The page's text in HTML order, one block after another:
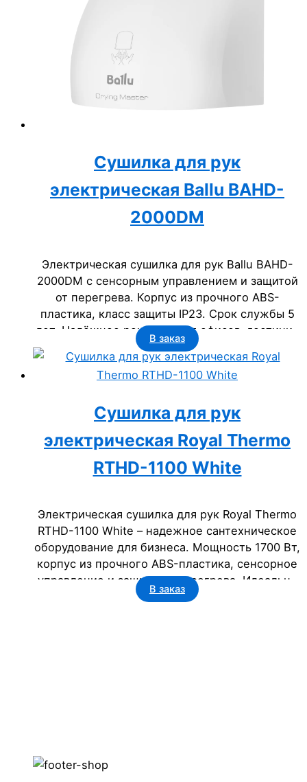
Сушилка для рук
электрическая Ballu BAHD-
2000DM
Электрическая сушилка для рук Ballu BAHD-
2000DM с сенсорным управлением и защитой
от перегрева. Корпус из прочного ABS-
пластика, класс защиты IP23. Срок службы 5
лет. Надёжное решение для офисов, гостиниц
и учреждений.
В заказ
Сушилка для рук
электрическая Royal Thermo
RTHD-1100 White
Электрическая сушилка для рук Royal Thermo
RTHD-1100 White – надежное сантехническое
оборудование для бизнеса. Мощность 1700 Вт,
корпус из прочного ABS-пластика, сенсорное
управление и защита от перегрева. Идеально
для офисов, гостиниц, ресторанов и
В заказ